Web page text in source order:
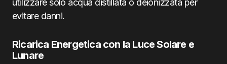
utilizzare solo acqua distillata o deionizzata per
evitare danni.
Ricarica Energetica con la Luce Solare e
Lunare